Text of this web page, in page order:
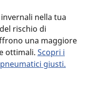
nella tua
rischio di
una maggiore
ottimali. Scopri i
giusti.